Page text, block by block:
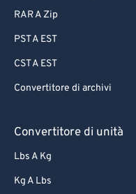
RAR A Zip
PST A EST
CST A EST
Convertitore di archivi
Convertitore di unità
Lbs A Kg
Kg A Lbs